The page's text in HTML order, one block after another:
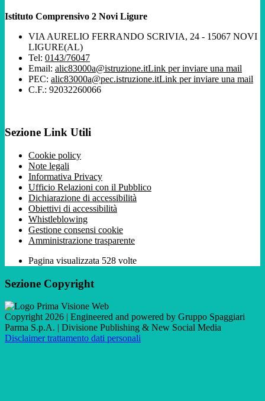
Istituto Comprensivo 2 Novi Ligure
VIA AURELIO FERRANDO SCRIVIA, 24 - 15067 NOVI
LIGURE(AL)
Tel: 0143/76047
Email: alic83000a@istruzione.itLink per inviare una mail
PEC: alic83000a@pec.istruzione.itLink per inviare una mail
C.F.: 92032260066
Sezione Link Utili
Cookie policy
Note legali
Informativa Privacy
Ufficio Relazioni con il Pubblico
Dichiarazione di accessibilità
Obiettivi di accessibilità
Whistleblowing
Gestione consensi cookie
Amministrazione trasparente
Pagina visualizzata 528 volte
Sezione Copyright
Copyright 2026 | Engineered and powered by Gruppo Spaggiari
Parma S.p.A. | Divisione Publishing & New Social Media
Disclaimer trattamento dati personali